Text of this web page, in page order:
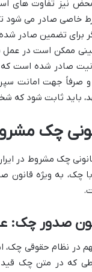
نیز تفاوت های
خاصی صادر می شود
برای تضمین صادر
ممکن است در عمل
صادر شده است که
صرفاً جهت امانت
باید ثابت شود که
چک
چک مشروط در
با چک، به ویژه
که در متن چک